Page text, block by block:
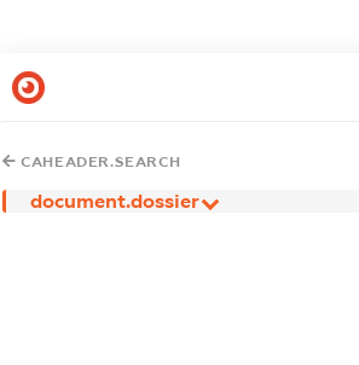
CAHEADER.SEARCH
document.dossier